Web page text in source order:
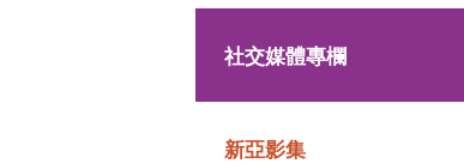
社交媒體專欄
新亞影集